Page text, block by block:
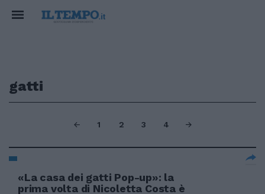
gatti
1 2 3 4
«La casa dei gatti Pop-up»: la
prima volta di Nicoletta Costa è